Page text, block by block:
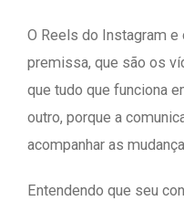
O Reels do Instagram
premissa, que são os
que tudo que funciona
outro, porque a
acompanhar as
Entendendo que seu